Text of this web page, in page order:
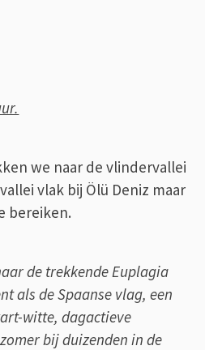
we naar de vlindervallei
vlak bij Ölü Deniz maar
bereiken.
de trekkende Euplagia
als de Spaanse vlag, een
witte, dagactieve
bij duizenden in de